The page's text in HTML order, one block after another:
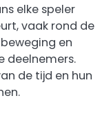
elke speler
vaak rond de
en
deelnemers.
de tijd en hun